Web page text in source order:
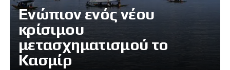
Eνώπιον ενός νέου
κρίσιμου
μετασχηματισμού το
Κασμίρ